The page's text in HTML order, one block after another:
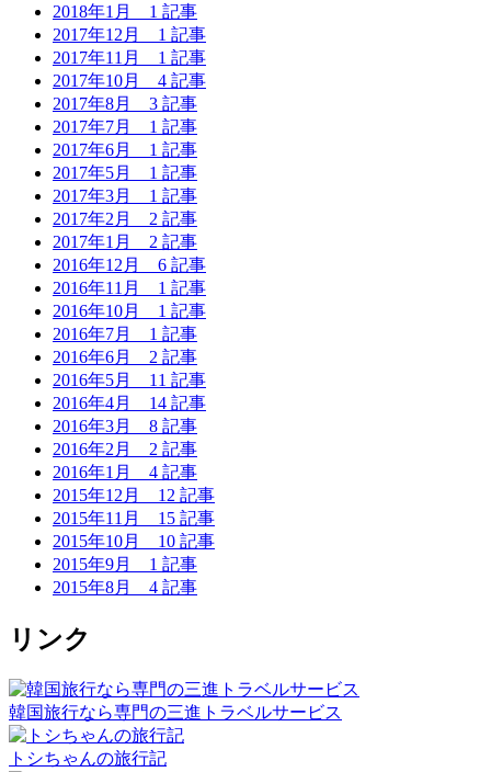
2018年1月 1 記事
2017年12月 1 記事
2017年11月 1 記事
2017年10月 4 記事
2017年8月 3 記事
2017年7月 1 記事
2017年6月 1 記事
2017年5月 1 記事
2017年3月 1 記事
2017年2月 2 記事
2017年1月 2 記事
2016年12月 6 記事
2016年11月 1 記事
2016年10月 1 記事
2016年7月 1 記事
2016年6月 2 記事
2016年5月 11 記事
2016年4月 14 記事
2016年3月 8 記事
2016年2月 2 記事
2016年1月 4 記事
2015年12月 12 記事
2015年11月 15 記事
2015年10月 10 記事
2015年9月 1 記事
2015年8月 4 記事
リンク
韓国旅行なら専門の三進トラベルサービス
トシちゃんの旅行記